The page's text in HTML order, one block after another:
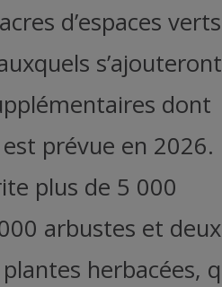
d’espaces verts
s’ajouteront
dont
prévue en 2026.
plus de 5 000
arbustes et deux
herbacées,